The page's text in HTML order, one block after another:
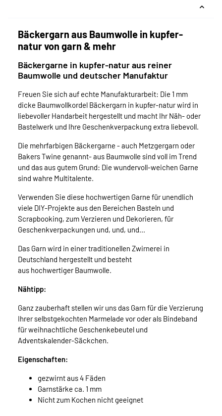
Bäckergarn aus Baumwolle in kupfer-
natur von garn & mehr
Bäckergarne in kupfer-natur aus reiner
Baumwolle und deutscher Manufaktur
Freuen Sie sich auf echte Manufakturarbeit: Die 1 mm
dicke Baumwollkordel Bäckergarn in kupfer-natur wird in
liebevoller Handarbeit hergestellt und macht Ihr Näh- oder
Bastelwerk und Ihre Geschenkverpackung extra liebevoll.
Die mehrfarbigen Bäckergarne - auch Metzgergarn oder
Bakers Twine genannt- aus Baumwolle sind voll im Trend
und das aus gutem Grund: Die wundervoll-weichen Garne
sind wahre Multitalente.
Verwenden Sie diese hochwertigen Garne für unendlich
viele DIY-Projekte aus den Bereichen Basteln und
Scrapbooking, zum Verzieren und Dekorieren, für
Geschenkverpackungen und, und, und...
Das Garn wird in einer traditionellen Zwirnerei in
Deutschland hergestellt und besteht
aus hochwertiger Baumwolle.
Nähtipp:
Ganz zauberhaft stellen wir uns das Garn für die Verzierung
Ihrer selbstgekochten Marmelade vor oder als Bindeband
für weihnachtliche Geschenkebeutel und
Adventskalender-Säckchen.
Eigenschaften:
gezwirnt aus 4 Fäden
Garnstärke ca. 1 mm
Nicht zum Kochen nicht geeignet